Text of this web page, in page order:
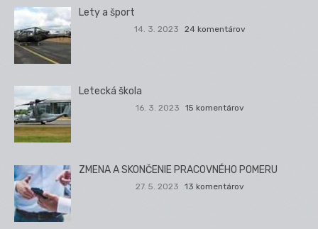
Lety a šport
14. 3. 2023 24 komentárov
Letecká škola
16. 3. 2023 15 komentárov
ZMENA A SKONČENIE PRACOVNÉHO POMERU
27. 5. 2023 13 komentárov